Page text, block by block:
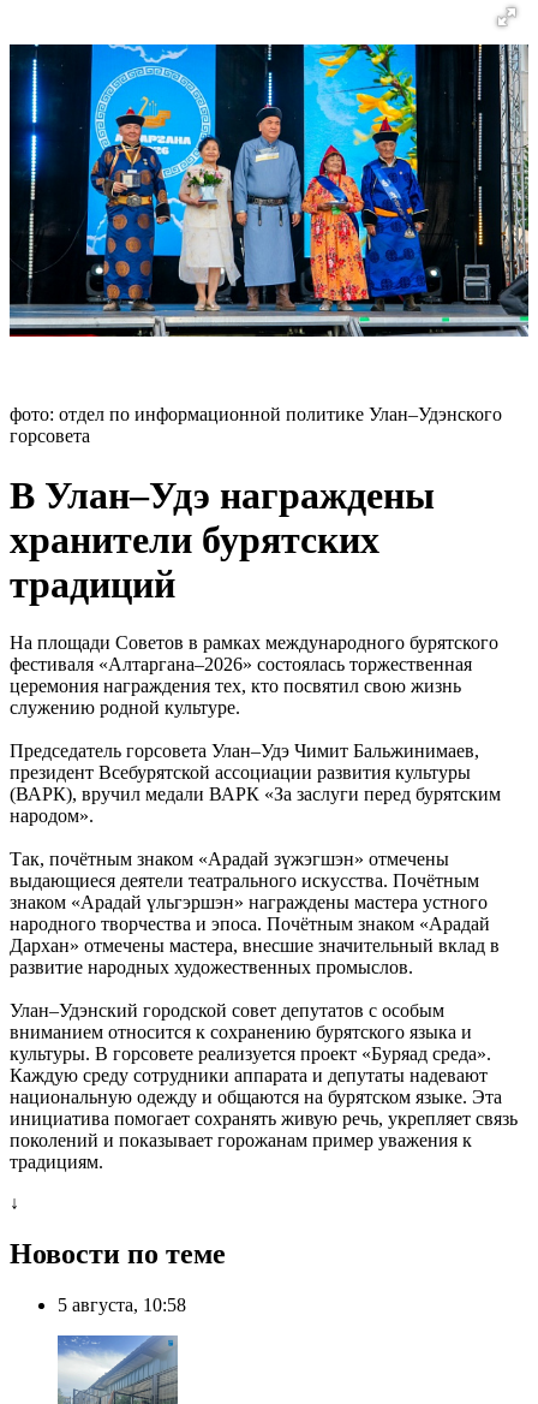
фото: отдел по информационной политике Улан–Удэнского
горсовета
В Улан–Удэ награждены
хранители бурятских
традиций
На площади Советов в рамках международного бурятского
фестиваля «Алтаргана–2026» состоялась торжественная
церемония награждения тех, кто посвятил свою жизнь
служению родной культуре.
Председатель горсовета Улан–Удэ Чимит Бальжинимаев,
президент Всебурятской ассоциации развития культуры
(ВАРК), вручил медали ВАРК «За заслуги перед бурятским
народом».
Так, почётным знаком «Арадай зүжэгшэн» отмечены
выдающиеся деятели театрального искусства. Почётным
знаком «Арадай үльгэршэн» награждены мастера устного
народного творчества и эпоса. Почётным знаком «Арадай
Дархан» отмечены мастера, внесшие значительный вклад в
развитие народных художественных промыслов.
Улан–Удэнский городской совет депутатов с особым
вниманием относится к сохранению бурятского языка и
культуры. В горсовете реализуется проект «Буряад среда».
Каждую среду сотрудники аппарата и депутаты надевают
национальную одежду и общаются на бурятском языке. Эта
инициатива помогает сохранять живую речь, укрепляет связь
поколений и показывает горожанам пример уважения к
традициям.
↓
Новости по теме
5 августа, 10:58